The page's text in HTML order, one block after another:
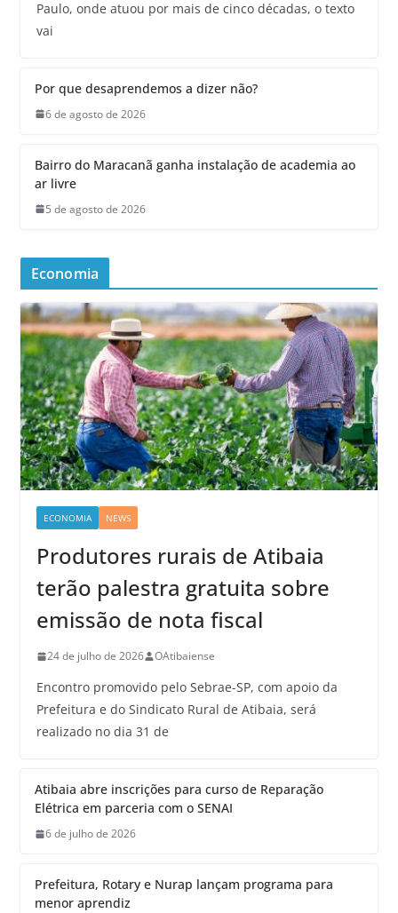
Paulo, onde atuou por mais de cinco décadas, o texto
vai
Por que desaprendemos a dizer não?
6 de agosto de 2026
Bairro do Maracanã ganha instalação de academia ao
ar livre
5 de agosto de 2026
Economia
ECONOMIA NEWS
Produtores rurais de Atibaia
terão palestra gratuita sobre
emissão de nota fiscal
24 de julho de 2026 OAtibaiense
Encontro promovido pelo Sebrae-SP, com apoio da
Prefeitura e do Sindicato Rural de Atibaia, será
realizado no dia 31 de
Atibaia abre inscrições para curso de Reparação
Elétrica em parceria com o SENAI
6 de julho de 2026
Prefeitura, Rotary e Nurap lançam programa para
menor aprendiz